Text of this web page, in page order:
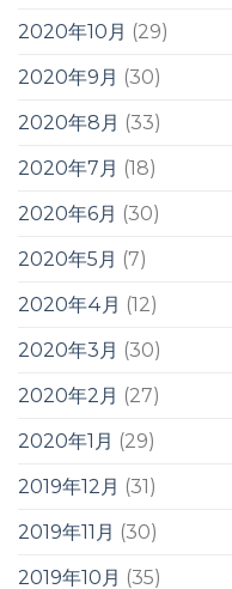
2020年10月 (29)
2020年9月 (30)
2020年8月 (33)
2020年7月 (18)
2020年6月 (30)
2020年5月 (7)
2020年4月 (12)
2020年3月 (30)
2020年2月 (27)
2020年1月 (29)
2019年12月 (31)
2019年11月 (30)
2019年10月 (35)